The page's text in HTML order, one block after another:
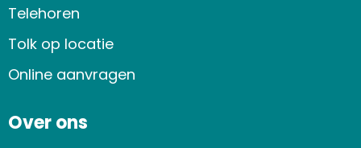
Telehoren
Tolk op locatie
Online aanvragen
Over ons